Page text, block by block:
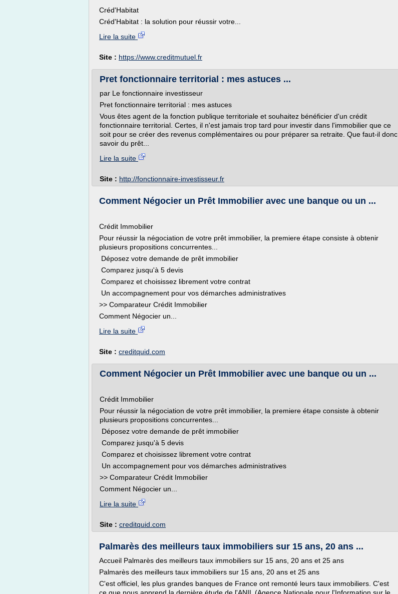
Créd'Habitat
Créd'Habitat : la solution pour réussir votre...
Lire la suite
Site : https://www.creditmutuel.fr
Pret fonctionnaire territorial : mes astuces ...
par Le fonctionnaire investisseur
Pret fonctionnaire territorial : mes astuces
Vous êtes agent de la fonction publique territoriale et souhaitez bénéficier d'un crédit
fonctionnaire territorial. Certes, il n'est jamais trop tard pour investir dans l'immobilier que ce
soit pour se créer des revenus complémentaires ou pour préparer sa retraite. Que faut-il donc
savoir du prêt...
Lire la suite
Site : http://fonctionnaire-investisseur.fr
Comment Négocier un Prêt Immobilier avec une banque ou un ...
Crédit Immobilier
Pour réussir la négociation de votre prêt immobilier, la premiere étape consiste à obtenir
plusieurs propositions concurrentes...
Déposez votre demande de prêt immobilier
Comparez jusqu'à 5 devis
Comparez et choisissez librement votre contrat
Un accompagnement pour vos démarches administratives
>> Comparateur Crédit Immobilier
Comment Négocier un...
Lire la suite
Site : creditquid.com
Comment Négocier un Prêt Immobilier avec une banque ou un ...
Crédit Immobilier
Pour réussir la négociation de votre prêt immobilier, la premiere étape consiste à obtenir
plusieurs propositions concurrentes...
Déposez votre demande de prêt immobilier
Comparez jusqu'à 5 devis
Comparez et choisissez librement votre contrat
Un accompagnement pour vos démarches administratives
>> Comparateur Crédit Immobilier
Comment Négocier un...
Lire la suite
Site : creditquid.com
Palmarès des meilleurs taux immobiliers sur 15 ans, 20 ans ...
Accueil Palmarès des meilleurs taux immobiliers sur 15 ans, 20 ans et 25 ans
Palmarès des meilleurs taux immobiliers sur 15 ans, 20 ans et 25 ans
C'est officiel, les plus grandes banques de France ont remonté leurs taux immobiliers. C'est